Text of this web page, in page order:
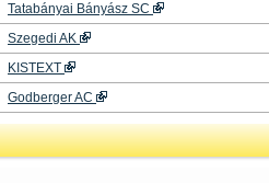
Tatabányai Bányász SC
Szegedi AK
KISTEXT
Godberger AC